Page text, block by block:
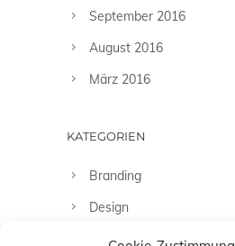
September 2016
August 2016
März 2016
KATEGORIEN
Branding
Design
Fashion